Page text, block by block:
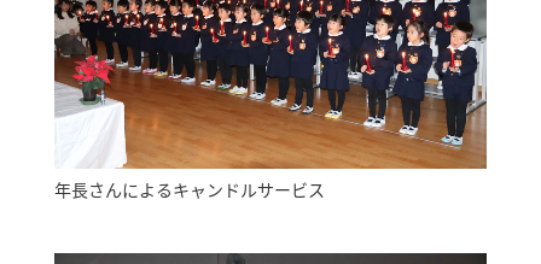
年長さんによるキャンドルサービス